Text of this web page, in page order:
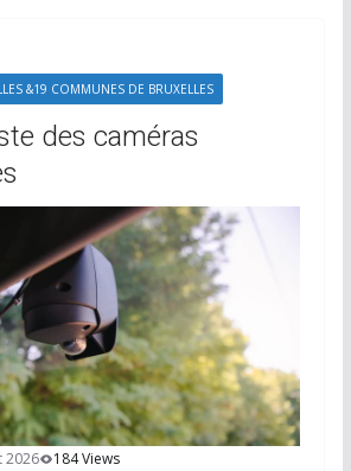
&19 COMMUNES DE BRUXELLES
des caméras
2026 184 Views